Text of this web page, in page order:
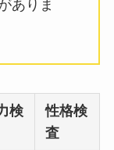
ありま
検
性格検
査